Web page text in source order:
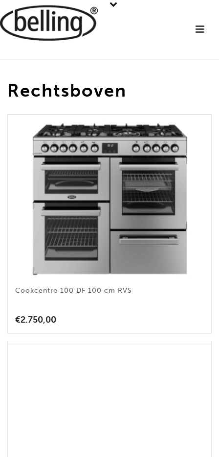
Rechtsboven
Cookcentre 100 DF 100 cm RVS
€2.750,00